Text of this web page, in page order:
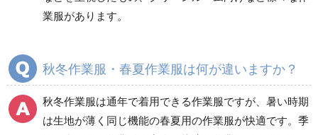
秋冬長袖
食品産業用長袖
秋冬長袖
業服があります。
秋冬作業服・春夏作業服は何が違いますか？
秋冬作業服は通年で着用できる作業服ですが、暑い時期
は生地が薄く同じ機能の春夏用の作業服が快適です。季